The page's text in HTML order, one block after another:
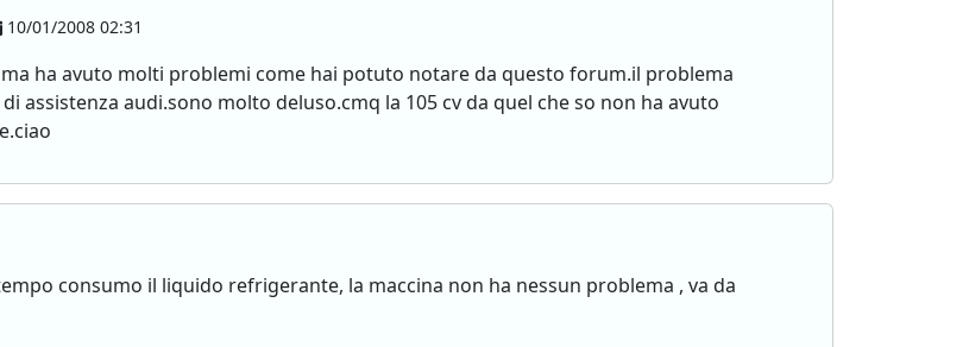
10/01/2008 02:31
ha avuto molti problemi come hai potuto notare da questo forum.il problema
assistenza audi.sono molto deluso.cmq la 105 cv da quel che so non ha avuto
consumo il liquido refrigerante, la maccina non ha nessun problema , va da